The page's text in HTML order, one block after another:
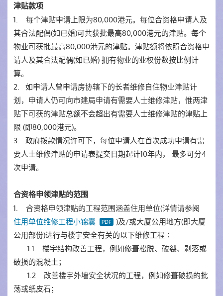
津贴款项
1. 每个津贴申请上限为80,000港元。每位合资格申请人及
其合法配偶(如已婚)可共获批最高80,000港元的津贴。每个
物业可获批最高80,000港元的津贴。津贴额将依照合资格申
请人及其合法配偶(如已婚) 拥有物业的业权份数按比例计
算。
2. 如申请人曾申请房协辖下的长者维修自住物业津贴计
划，申请人仍可向市建局申请有需要人士维修津贴，惟两津
贴下可获的津贴总额不会超出有需要人士维修津贴的津贴上
限 (即80,000港元)。
3. 政府拨款情况许可下，每位申请人在首次成功申请有需
要人士维修津贴的申请表提交日期起计10年内， 最多可分4
次申请。
合资格申领津贴的范围
1. 合资格申领津贴的工程范围涵盖住用单位(详情请参阅
住用单位维修工程小锦囊
)及/或大厦公用地方(即大厦
公用部份)进行与楼宇安全有关的以下维修工程∶
1.1 楼宇结构改善工程，例如修葺松脱、破裂、剥落或
破损的混凝土；
1.2 改善楼宇外墙安全状况的工程，例如修葺破损的批
荡或纸皮石；